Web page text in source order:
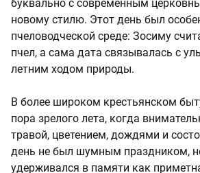
буквально с современным
новому стилю. Этот день был
пчеловодческой среде: Зосиму
пчел, а сама дата связывалась с
летним ходом природы.
В более широком крестьянском
пора зрелого лета, когда
травой, цветением, дождями и
день не был шумным праздником,
удерживался в памяти как